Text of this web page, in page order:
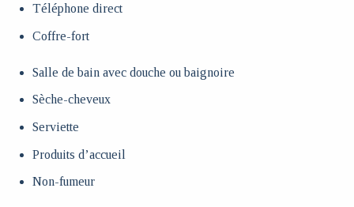
Téléphone direct
Coffre-fort
Salle de bain avec douche ou baignoire
Sèche-cheveux
Serviette
Produits d’accueil
Non-fumeur